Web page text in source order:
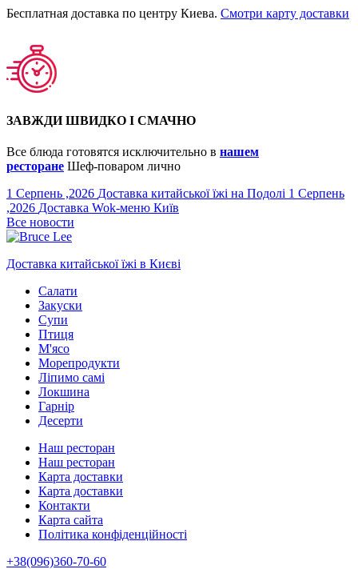
Бесплатная доставка по центру Киева. Смотри карту доставки
ЗАВЖДИ ШВИДКО І СМАЧНО
Все блюда готовятся исключительно в нашем
ресторане Шеф-поваром лично
1 Серпень ,2026 Доставка китайської їжі на Подолі 1 Серпень
,2026 Доставка Wok-меню Київ
Все новости
Доставка китайської їжі в Києві
Салати
Закуски
Супи
Птиця
М'ясо
Морепродукти
Ліпимо самі
Локшина
Гарнір
Десерти
Наш ресторан
Наш ресторан
Карта доставки
Карта доставки
Контакти
Карта сайта
Політика конфіденційності
+38(096)360-70-60